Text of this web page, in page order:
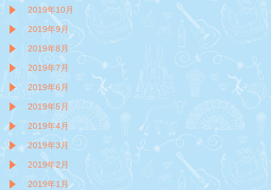
2019年10月
2019年9月
2019年8月
2019年7月
2019年6月
2019年5月
2019年4月
2019年3月
2019年2月
2019年1月